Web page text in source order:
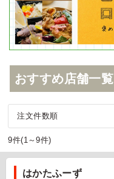
おすすめ店舗一覧
9件(1～9件)
はかたふーず